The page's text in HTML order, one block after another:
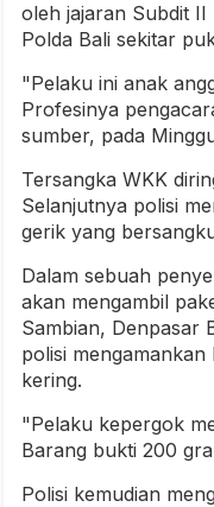
oleh jajaran Subdit
Polda Bali sekitar
"Pelaku ini anak
Profesinya
sumber, pada
Tersangka WKK
Selanjutnya polisi
gerik yang
Dalam sebuah
akan mengambil
Sambian, Denpasar
polisi
kering.
"Pelaku kepergok
Barang bukti 200
Polisi kemudian